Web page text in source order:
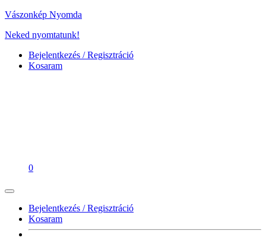
Vászonkép Nyomda
Neked nyomtatunk!
Bejelentkezés / Regisztráció
Kosaram
0
Bejelentkezés / Regisztráció
Kosaram